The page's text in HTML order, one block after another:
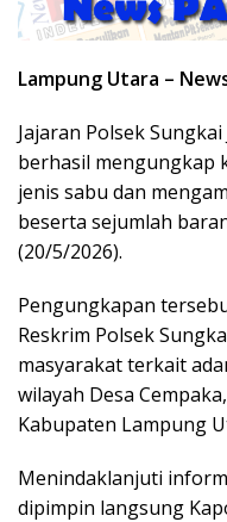
Lampung Utara –
Jajaran Polsek
berhasil mengungkap
jenis sabu dan
beserta sejumlah
(20/5/2026).
Pengungkapan
Reskrim Polsek
masyarakat terkait
wilayah Desa
Kabupaten Lampung
Menindaklanjuti
dipimpin langsung